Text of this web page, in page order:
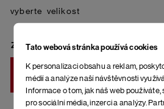
Tato webová stránka používá cookies
K personalizaci obsahu a reklam,
médií a analýze naší návštěvnosti
Informace o tom, jak náš web používáte,
pro sociální média, inzerci a analýzy.
velikost
ZVOLTE VARIANTU
DO